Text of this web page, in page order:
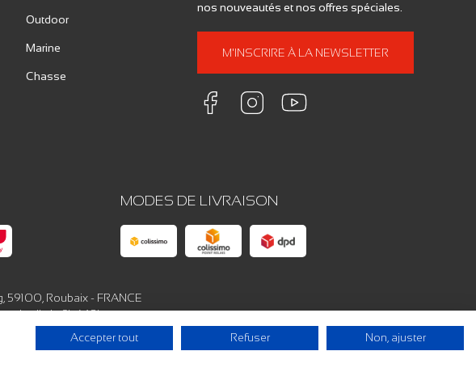
Outdoor
Marine
Chasse
nos nouveautés et nos offres spéciales.
M'INSCRIRE À LA NEWSLETTER
MODES DE LIVRAISON
59100, Roubaix - FRANCE
de 9h à 18h
Accepter tout Refuser Non, ajuster